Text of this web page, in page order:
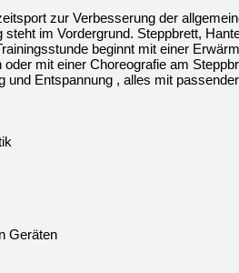
zur Verbesserung der
steht im Vordergrund. Steppbrett,
beginnt mit einer
oder mit einer Choreografie am
und Entspannung , alles mit
Geräten